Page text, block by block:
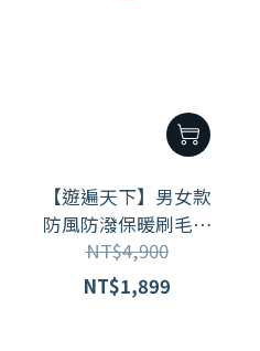
【遊遍天下】男女款
防風防潑保暖刷毛褲
(雪褲) (GP2017) XS-
5L大尺碼
NT$4,900
NT$1,899